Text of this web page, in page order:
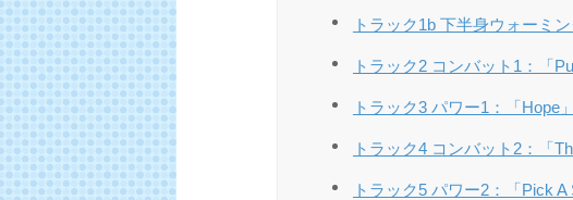
トラック1b 下半身ウォーミ
トラック2 コンバット1：「
トラック3 パワー1：「Hope」
トラック4 コンバット2：「
トラック5 パワー2：「Pick A